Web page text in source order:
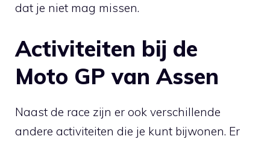
dat je niet mag missen.
Activiteiten bij de
Moto GP van Assen
Naast de race zijn er ook verschillende
andere activiteiten die je kunt bijwonen. Er